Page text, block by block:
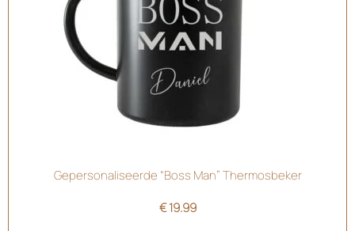
Gepersonaliseerde “Boss Man” Thermosbeker
€19.99